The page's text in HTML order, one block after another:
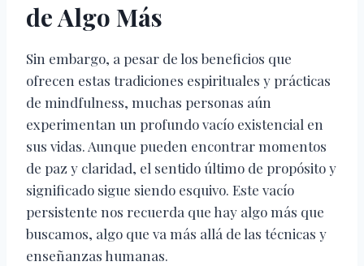
de Algo Más
Sin embargo, a pesar de los beneficios que
ofrecen estas tradiciones espirituales y prácticas
de mindfulness, muchas personas aún
experimentan un profundo vacío existencial en
sus vidas. Aunque pueden encontrar momentos
de paz y claridad, el sentido último de propósito y
significado sigue siendo esquivo. Este vacío
persistente nos recuerda que hay algo más que
buscamos, algo que va más allá de las técnicas y
enseñanzas humanas.